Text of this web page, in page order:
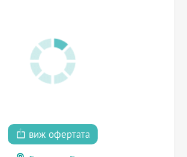
виж офертата